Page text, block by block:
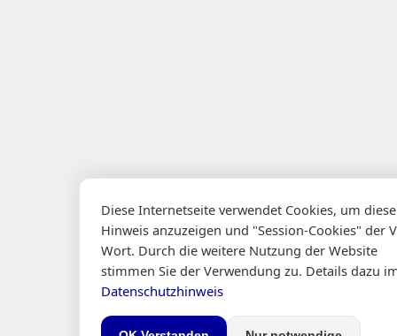
Diese Internetseite verwendet Cookies, um
Hinweis anzuzeigen und "Session-Cookies" der
Wort. Durch die weitere Nutzung der Website
stimmen Sie der Verwendung zu. Details dazu
Datenschutzhinweis